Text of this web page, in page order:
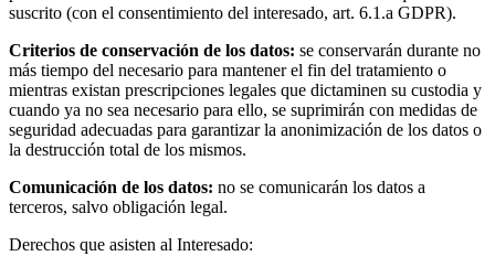
suscrito (con el consentimiento del interesado, art. 6.1.a GDPR).
Criterios de conservación de los datos: se conservarán durante no
más tiempo del necesario para mantener el fin del tratamiento o
mientras existan prescripciones legales que dictaminen su custodia y
cuando ya no sea necesario para ello, se suprimirán con medidas de
seguridad adecuadas para garantizar la anonimización de los datos o
la destrucción total de los mismos.
Comunicación de los datos: no se comunicarán los datos a
terceros, salvo obligación legal.
Derechos que asisten al Interesado: